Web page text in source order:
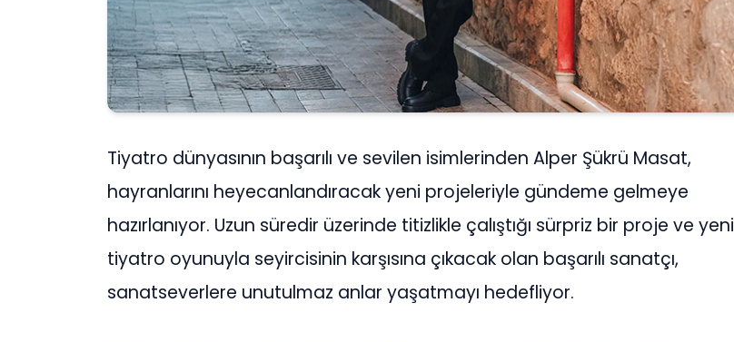
Tiyatro dünyasının başarılı ve sevilen isimlerinden Alper Şükrü Masat,
hayranlarını heyecanlandıracak yeni projeleriyle gündeme gelmeye
hazırlanıyor. Uzun süredir üzerinde titizlikle çalıştığı sürpriz bir proje ve yeni
tiyatro oyunuyla seyircisinin karşısına çıkacak olan başarılı sanatçı,
sanatseverlere unutulmaz anlar yaşatmayı hedefliyor.